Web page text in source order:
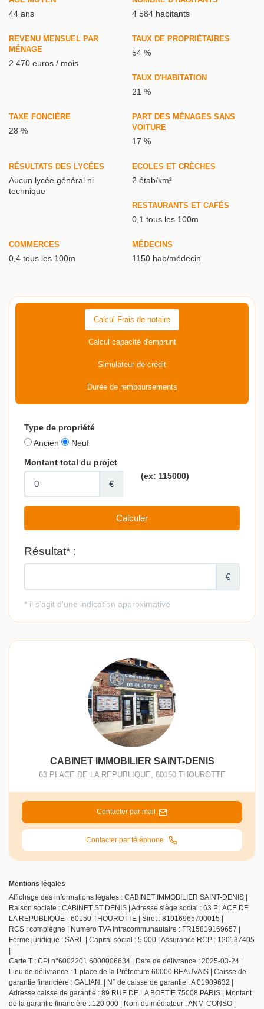
44 ans 4 584 habitants
REVENU MENSUEL PAR
MÉNAGE
2 470 euros / mois
TAUX DE PROPRIÉTAIRES
54 %
TAUX D'HABITATION
21 %
TAXE FONCIÈRE
28 %
PART DES MÉNAGES SANS
VOITURE
17 %
RÉSULTATS DES LYCÉES
Aucun lycée général ni
technique
ECOLES ET CRÈCHES
2 étab/km²
RESTAURANTS ET CAFÉS
0,1 tous les 100m
COMMERCES
0,4 tous les 100m
MÉDECINS
1150 hab/médecin
Calcul Frais de notaire
Calcul capacité d'emprunt
Simulateur de crédit
Durée de remboursements
CABINET IMMOBILIER SAINT-DENIS
63 PLACE DE LA REPUBLIQUE, 60150 THOUROTTE
Contacter par mail
Contacter par téléphone
Mentions légales
Affichage des informations légales : CABINET IMMOBILIER SAINT-DENIS |
Raison sociale : CABINET ST DENIS | Adresse siège social : 63 PLACE DE
LA REPUBLIQUE - 60150 THOUROTTE | Siret : 81916965700015 |
RCS : compiègne | Numero TVA Intracommunautaire : FR15819169657 |
Forme juridique : SARL | Capital social : 5 000 | Assurance RCP : 120137405
Carte T : CPI n°6002201 6000006634 | Date de délivrance : 2025-03-24 |
Lieu de délivrance : 1 place de la Préfecture 60000 BEAUVAIS | Caisse de
garantie financière : GALIAN. | N° de caisse de garantie : A 01909632 |
Adresse caisse de garantie : 89 RUE DE LA BOETIE 75008 PARIS | Montant
de la garantie financière : 120 000 | Nom du médiateur : ANM-CONSO |